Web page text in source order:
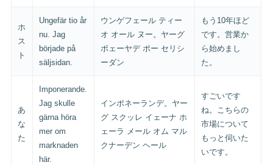
ホ
ス
ト
Ungefär tio år
nu. Jag
började på
säljsidan.
ウンゲフェール ティー
オ オール ヌー。ヤーグ
ボェーヤデ ポー セリシ
ーダン
もう10年ほど
です。営業か
ら始めまし
た。
あ
な
た
Imponerande.
Jag skulle
gärna höra
mer om
marknaden
här.
インポネーランデ。ヤー
グ スクッレ イェーナ ホ
ェーラ メール オム マル
クナーデン ヘール
すごいです
ね。こちらの
市場について
もっと伺いた
いです。